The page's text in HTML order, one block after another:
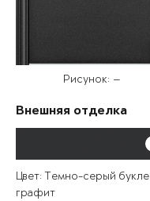
Рисунок: —
Внешняя отделка
Цвет: Темно-серый букле
графит